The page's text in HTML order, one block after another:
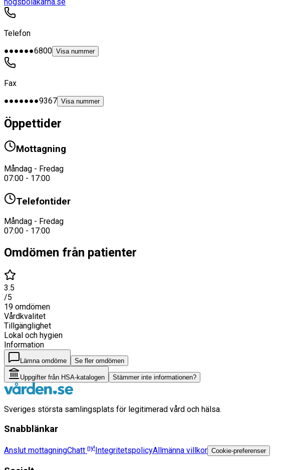
Telefon
●●●●●●6800 Visa nummer
Fax
●●●●●●●9367 Visa nummer
Öppettider
Mottagning
Måndag - Fredag
07:00 - 17:00
Telefontider
Måndag - Fredag
07:00 - 17:00
Omdömen från patienter
3.5
/5
19 omdömen
Vårdkvalitet
Tillgänglighet
Lokal och hygien
Information
Lämna omdöme Se fler omdömen
Uppgifter från HSA-katalogen Stämmer inte informationen?
Sveriges största samlingsplats för legitimerad vård och hälsa.
Snabblänkar
Anslut mottagningChatt ny! IntegritetspolicyAllmänna villkor Cookie-preferenser